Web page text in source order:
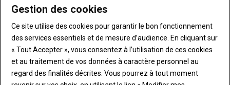
Sous-
titre
Vous n'êtes pas abonné(e)
TITRE CRÉEZ UN COMPTE
BodyChoisissez votre formule et créez votre
compte pour accéder à tout Terre de
Gestion des cookies
Ce site utilise des cookies pour garantir le bon fonctionnement
des services essentiels et de mesure d’audience. En cliquant sur
« Tout Accepter », vous consentez à l’utilisation de ces cookies
et au traitement de vos données à caractère personnel au
regard des finalités décrites. Vous pourrez à tout moment